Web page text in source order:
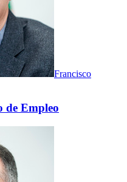
Francisco
de Empleo